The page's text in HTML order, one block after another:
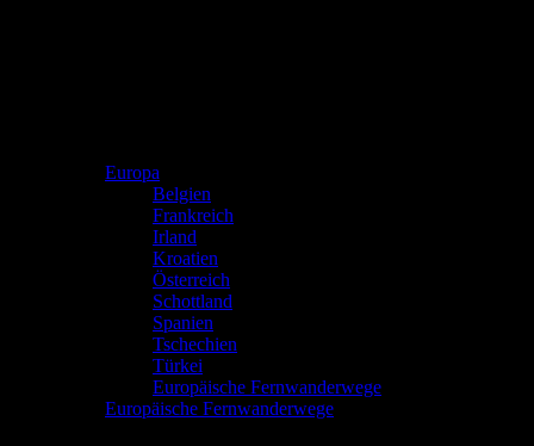
Europa
Belgien
Frankreich
Irland
Kroatien
Österreich
Schottland
Spanien
Tschechien
Türkei
Europäische Fernwanderwege
Europäische Fernwanderwege